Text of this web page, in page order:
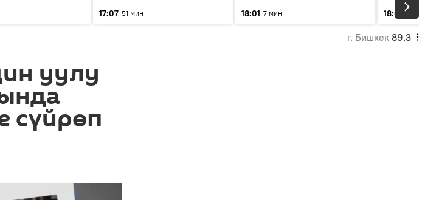
17:07 51 мин
18:01 7 мин
18:08
г. Бишкек 89.3
уулу
сүйрөп